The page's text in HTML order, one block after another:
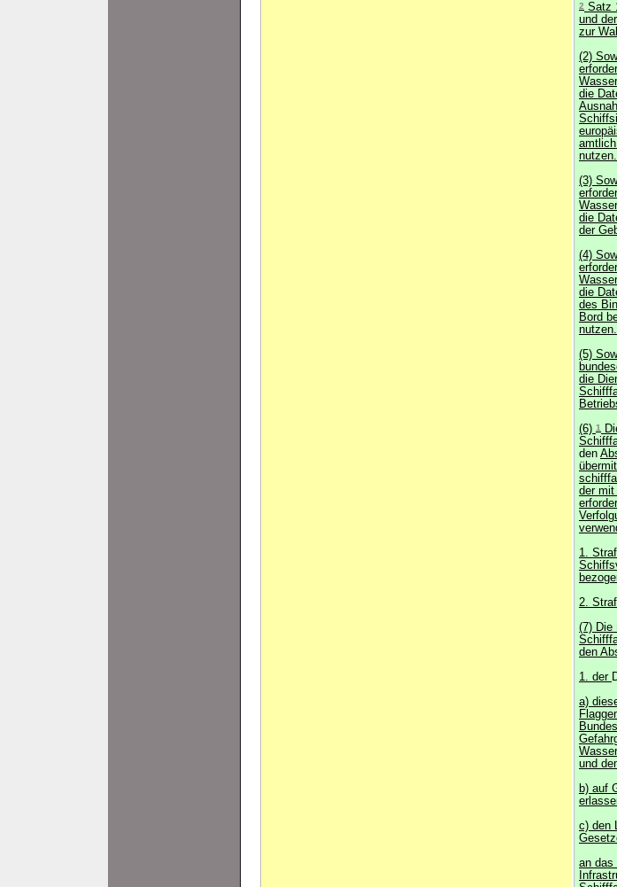
2 Satz
und
zur
(2)
die
nutzen.
(3)
die
der
(4)
die
des
Bord
nutzen.
(5)
die
(6) 1
den
der mit
1.
2.
(7) Die
den
1. der
a)
und
b) auf
c) den
an das